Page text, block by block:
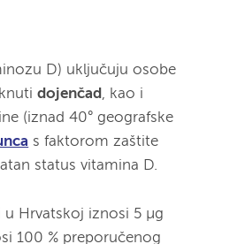
D) uključuju osobe
dojenčad, kao i
(iznad 40° geografske
s faktorom zaštite
status vitamina D.
u Hrvatskoj iznosi 5 µg
100 % preporučenog